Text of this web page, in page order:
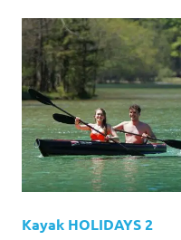
Kayak HOLIDAYS 2